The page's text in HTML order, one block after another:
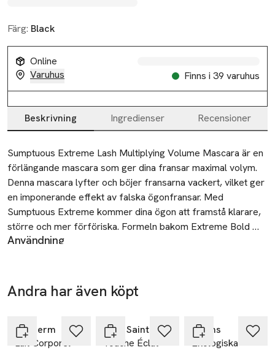
Färg: Black
Online
Varuhus
Finns i 39 varuhus
Beskrivning Ingredienser Recensioner
Beskrivning
Sumptuous Extreme Lash Multiplying Volume Mascara är en
förlängande mascara som ger dina fransar maximal volym.
Denna mascara lyfter och böjer fransarna vackert, vilket ger
en imponerande effekt av falska ögonfransar. Med
Sumptuous Extreme kommer dina ögon att framstå klarare,
större och mer förföriska. Formeln bakom Extreme Bold
Volume™ kombinerar tre olika typer av volymgivande fibrer i
och längre fransar.
- Mascaran har en borste som täcker varje enskild frans och
maximerar fransarnas volym vid varje drag. Denna underbara
Användning
Andra har även köpt
Biotherm
Lait Corporel
Yves Saint Laurent
Touche Éclat
Åhléns
Ekologiska